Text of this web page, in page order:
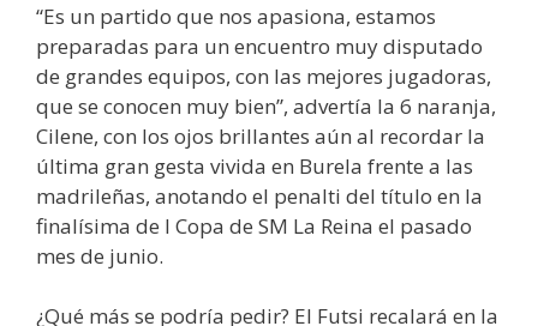
“Es un partido que nos apasiona, estamos
preparadas para un encuentro muy disputado
de grandes equipos, con las mejores jugadoras,
que se conocen muy bien”, advertía la 6 naranja,
Cilene, con los ojos brillantes aún al recordar la
última gran gesta vivida en Burela frente a las
madrileñas, anotando el penalti del título en la
finalísima de I Copa de SM La Reina el pasado
mes de junio.
¿Qué más se podría pedir? El Futsi recalará en la